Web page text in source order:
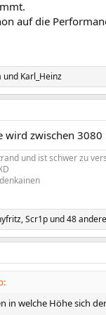
auf die
und Karl_Heinz
wird zwischen
und ist schwer zu
,Scr1p und 48 andere
in welche Höhe sich